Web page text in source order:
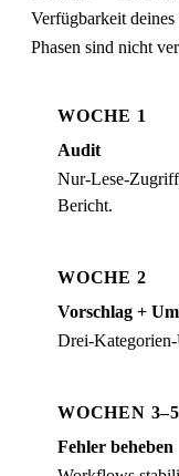
Verfügbarkeit
Phasen sind nicht
WOCHE 1
Audit
Nur-Lese-
Bericht.
WOCHE 2
Vorschlag +
Drei-
WOCHEN 3–5
Fehler beheben